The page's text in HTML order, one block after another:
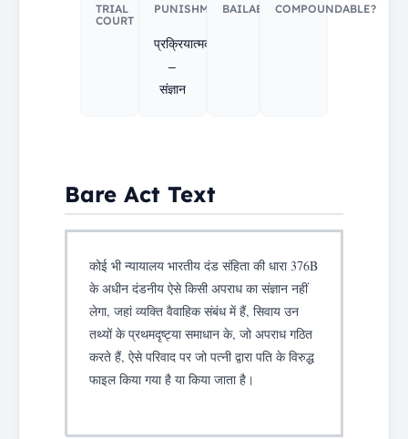
TRIAL
COURT
PUNISHMENT​
प्रक्रियात्मक
–
संज्ञान
BAILABLE?COMPOUNDABLE?
Bare Act Text
कोई भी न्यायालय भारतीय दंड संहिता की धारा 376B
के अधीन दंडनीय ऐसे किसी अपराध का संज्ञान नहीं
लेगा, जहां व्यक्ति वैवाहिक संबंध में हैं, सिवाय उन
तथ्यों के प्रथमदृष्ट्या समाधान के, जो अपराध गठित
करते हैं, ऐसे परिवाद पर जो पत्नी द्वारा पति के विरुद्ध
फाइल किया गया है या किया जाता है।